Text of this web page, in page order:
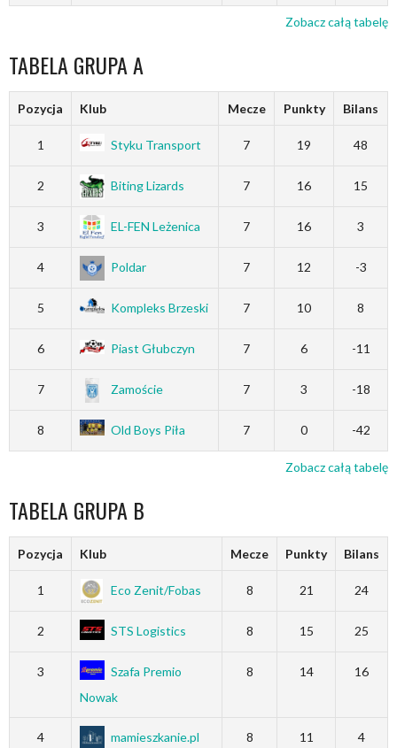
Zobacz całą tabelę
TABELA GRUPA A
Pozycja Klub Mecze Punkty Bilans
1 Styku Transport 7 19 48
2 Biting Lizards 7 16 15
3 EL-FEN Leżenica 7 16 3
4 Poldar 7 12 -3
5 Kompleks Brzeski 7 10 8
6 Piast Głubczyn 7 6 -11
7 Zamoście 7 3 -18
8 Old Boys Piła 7 0 -42
Zobacz całą tabelę
TABELA GRUPA B
Pozycja Klub Mecze Punkty Bilans
1 Eco Zenit/Fobas 8 21 24
2 STS Logistics 8 15 25
3
Szafa Premio
Nowak
8 14 16
4 mamieszkanie.pl 8 11 4